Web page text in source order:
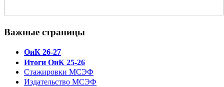
Важные страницы
ОиК 26-27
Итоги ОиК 25-26
Стажировки МСЭФ
Издательство МСЭФ